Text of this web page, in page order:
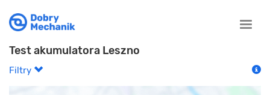
Toggle
Test akumulatora Leszno
Filtry